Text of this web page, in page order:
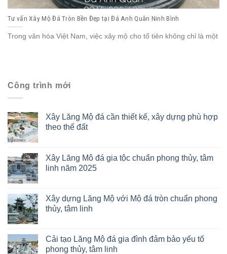
Tư vấn Xây Mộ Đá Tròn Bền Đẹp tại Đá Anh Quân Ninh Bình
Trong văn hóa Việt Nam, việc xây mộ cho tổ tiên không chỉ là một
Công trình mới
Xây Lăng Mộ đá cần thiết kế, xây dựng phù hợp
theo thế đất
Xây Lăng Mô đá gia tộc chuẩn phong thủy, tâm
linh năm 2025
Xây dựng Lăng Mộ với Mộ đá tròn chuẩn phong
thủy, tâm linh
Cải tạo Lăng Mộ đá gia đình đảm bảo yếu tố
phong thủy, tâm linh